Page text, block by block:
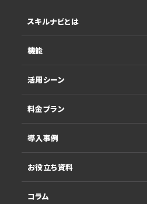
スキルナビとは
機能
活用シーン
料金プラン
導入事例
お役立ち資料
コラム